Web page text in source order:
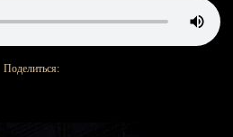
Поделиться: